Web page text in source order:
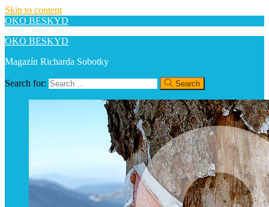
Skip to content
OKO BESKYD
OKO BESKYD
Magazín Richarda Sobotky
Search for: Search